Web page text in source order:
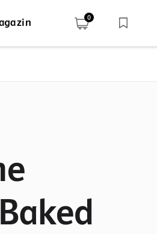
Taste! 0